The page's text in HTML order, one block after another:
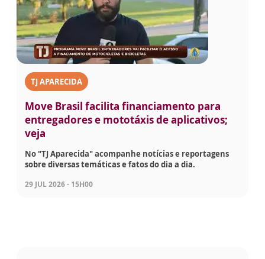
TJ APARECIDA
Move Brasil facilita financiamento para
entregadores e mototáxis de aplicativos;
veja
No "TJ Aparecida" acompanhe notícias e reportagens
sobre diversas temáticas e fatos do dia a dia.
29 JUL 2026 - 15H00